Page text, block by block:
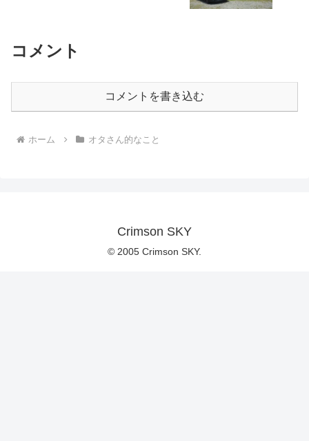
コメント
コメントを書き込む
ホーム オタさん的なこと
Crimson SKY
© 2005 Crimson SKY.